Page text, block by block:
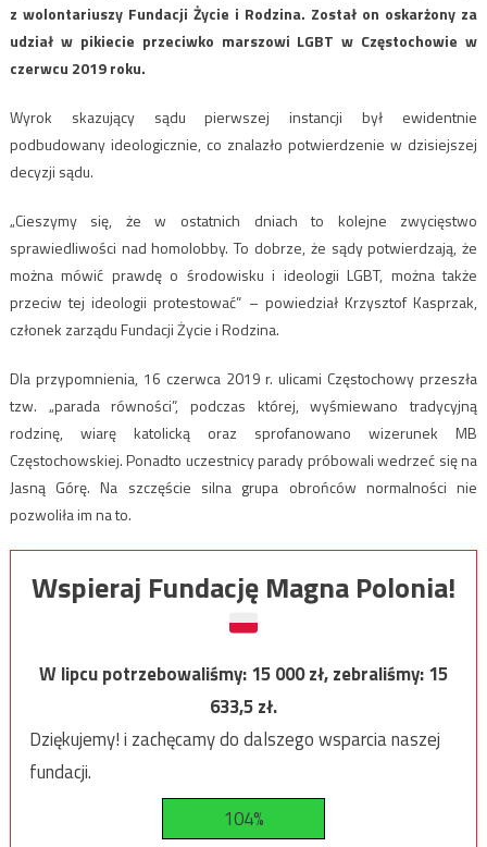
z wolontariuszy Fundacji Życie i Rodzina. Został on oskarżony za
udział w pikiecie przeciwko marszowi LGBT w Częstochowie w
czerwcu 2019 roku.
Wyrok skazujący sądu pierwszej instancji był ewidentnie
podbudowany ideologicznie, co znalazło potwierdzenie w dzisiejszej
decyzji sądu.
„Cieszymy się, że w ostatnich dniach to kolejne zwycięstwo
sprawiedliwości nad homolobby. To dobrze, że sądy potwierdzają, że
można mówić prawdę o środowisku i ideologii LGBT, można także
przeciw tej ideologii protestować” – powiedział Krzysztof Kasprzak,
członek zarządu Fundacji Życie i Rodzina.
Dla przypomnienia, 16 czerwca 2019 r. ulicami Częstochowy przeszła
tzw. „parada równości”, podczas której, wyśmiewano tradycyjną
rodzinę, wiarę katolicką oraz sprofanowano wizerunek MB
Częstochowskiej. Ponadto uczestnicy parady próbowali wedrzeć się na
Jasną Górę. Na szczęście silna grupa obrońców normalności nie
pozwoliła im na to.
Wspieraj Fundację Magna Polonia!
W lipcu potrzebowaliśmy:15 000zł, zebraliśmy:15
633,5zł.
Dziękujemy! i zachęcamy do dalszego wsparcia naszej
fundacji.
104%